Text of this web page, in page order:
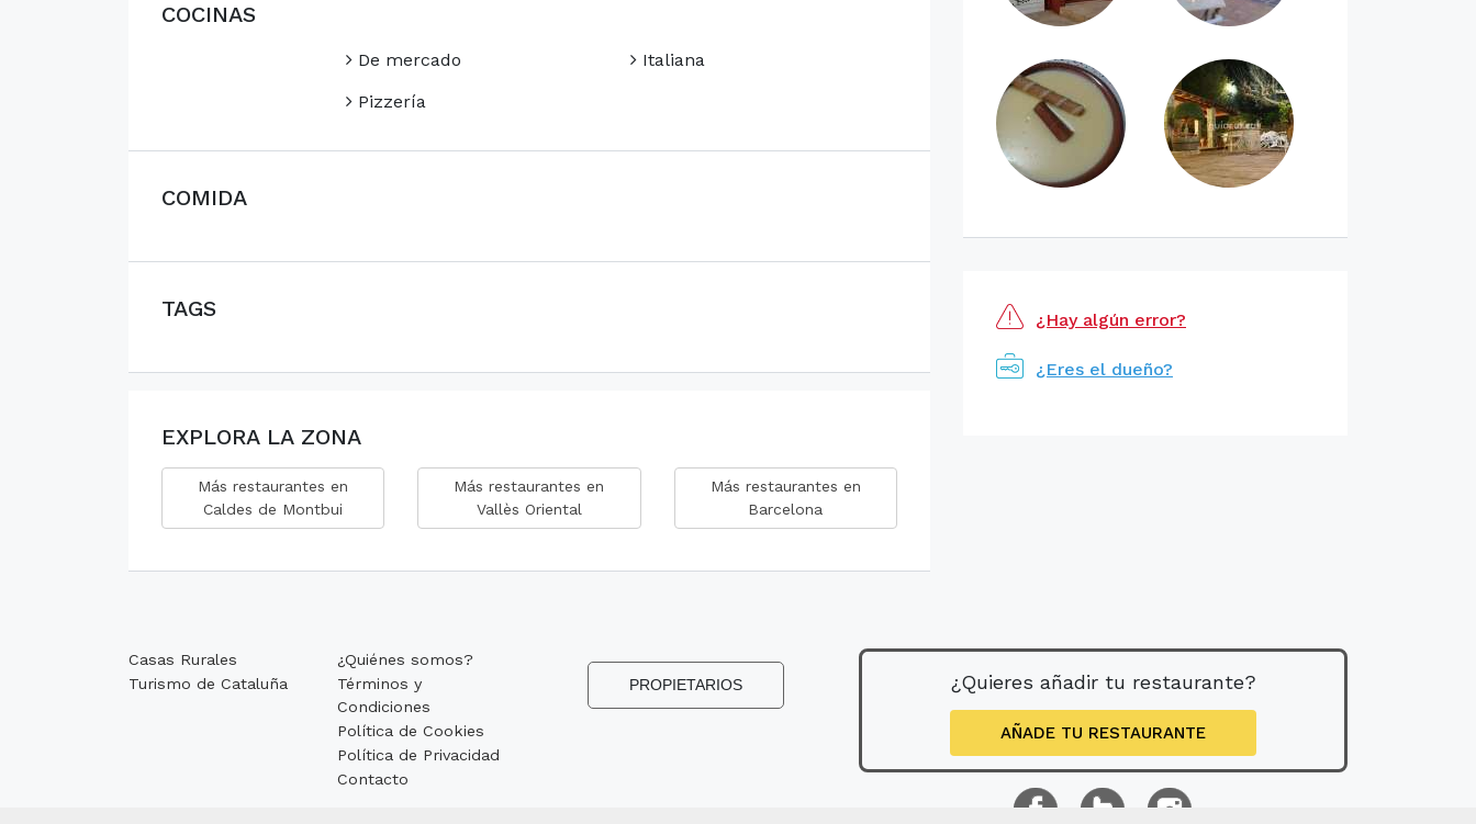
COCINAS
De mercado
Pizzería
Italiana
COMIDA
TAGS
EXPLORA LA ZONA
Más restaurantes en
Caldes de Montbui
Más restaurantes en
Vallès Oriental
Más restaurantes en
Barcelona
¿Hay algún error?
¿Eres el dueño?
Casas Rurales
Turismo de Cataluña
¿Quiénes somos?
Términos y
Condiciones
Política de Cookies
Política de Privacidad
Contacto
PROPIETARIOS ¿Quieres añadir tu restaurante?
AÑADE TU RESTAURANTE